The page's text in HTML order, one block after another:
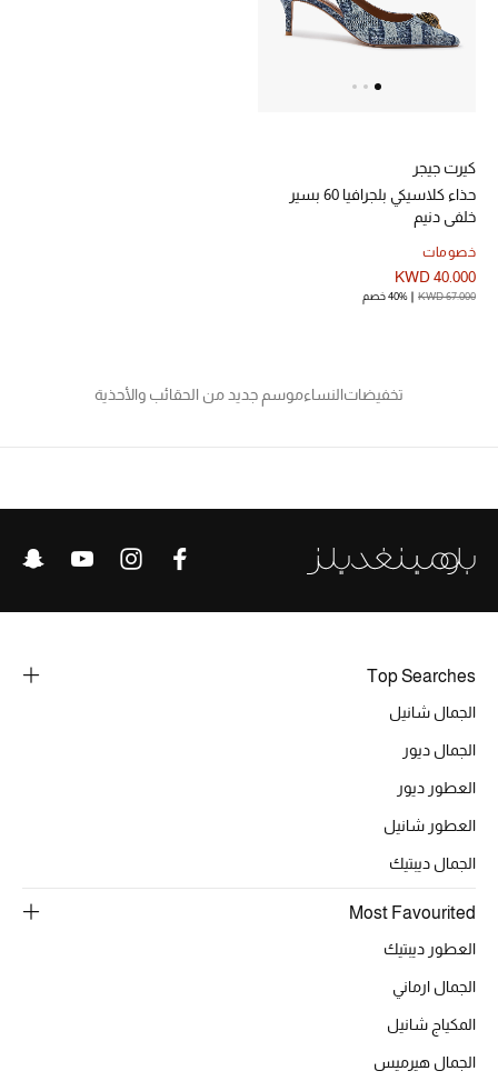
ما وصلنا حديثاً
الموسم الجديد
الحقائب النسائية
الرجال
الجمال
مستلزمات المنزل
المجوهرات
جديد لدينا
عرض جميع المنتجات
كيرت جيجر
حذاء كلاسيكي بلجرافيا 60 بسير
خلفي دنيم
خصومات
KWD 40.000
KWD 67.000 40% خصم
تخفيضاتالنساءموسم جديد من الحقائب والأحذية
Top Searches
الجمال شانيل
الجمال ديور
العطور ديور
العطور شانيل
الجمال ديبتيك
Most Favourited
العطور ديبتيك
الجمال ارماني
المكياج شانيل
الجمال هيرميس